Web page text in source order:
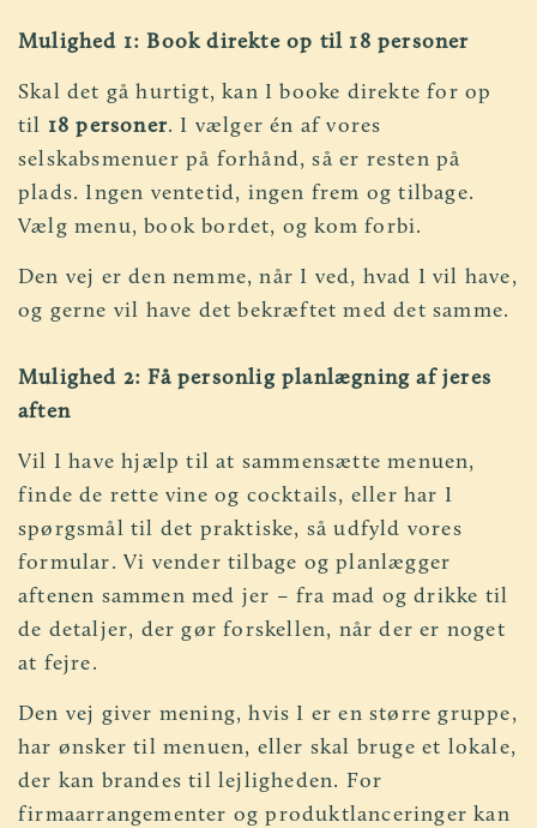
Mulighed 1: Book direkte op til 18 personer
Skal det gå hurtigt, kan I booke direkte for op
til 18 personer. I vælger én af vores
selskabsmenuer på forhånd, så er resten på
plads. Ingen ventetid, ingen frem og tilbage.
Vælg menu, book bordet, og kom forbi.
Den vej er den nemme, når I ved, hvad I vil have,
og gerne vil have det bekræftet med det samme.
Mulighed 2: Få personlig planlægning af jeres
aften
Vil I have hjælp til at sammensætte menuen,
finde de rette vine og cocktails, eller har I
spørgsmål til det praktiske, så udfyld vores
formular. Vi vender tilbage og planlægger
aftenen sammen med jer – fra mad og drikke til
de detaljer, der gør forskellen, når der er noget
at fejre.
Den vej giver mening, hvis I er en større gruppe,
har ønsker til menuen, eller skal bruge et lokale,
der kan brandes til lejligheden. For
firmaarrangementer og produktlanceringer kan